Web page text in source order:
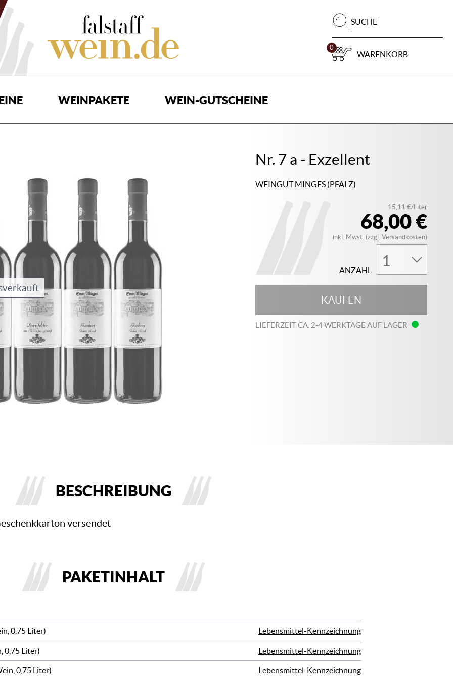
SUCHE
0
WARENKORB
WEINPAKETE WEIN-GUTSCHEINE
Nr. 7 a - Exzellent
WEINGUT MINGES (PFALZ)
68,00 €
15,11 €/Liter
inkl. Mwst. (zzgl. Versandkosten)
ANZAHL
KAUFEN
LIEFERZEIT CA. 2-4 WERKTAGE AUF LAGER
BESCHREIBUNG
versendet
PAKETINHALT
0,75 Liter) Lebensmittel-Kennzeichnung
0,75 Liter) Lebensmittel-Kennzeichnung
0,75 Liter) Lebensmittel-Kennzeichnung